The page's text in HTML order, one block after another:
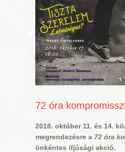
72 óra
2018. október 11. és 14.
megrendezésre a 72 óra
önkéntes ifjúsági akció.